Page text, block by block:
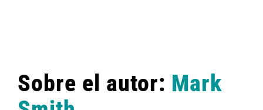
Sobre el autor: Mark